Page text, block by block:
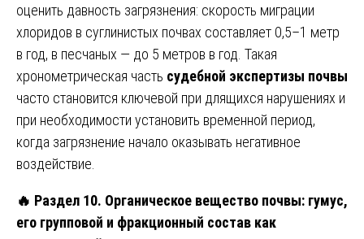
оценить давность загрязнения: скорость миграции
хлоридов в суглинистых почвах составляет 0,5–1 метр
в год, в песчаных — до 5 метров в год. Такая
хронометрическая часть судебной экспертизы почвы
часто становится ключевой при длящихся нарушениях и
при необходимости установить временной период,
когда загрязнение начало оказывать негативное
воздействие.
🔥 Раздел 10. Органическое вещество почвы: гумус,
его групповой и фракционный состав как